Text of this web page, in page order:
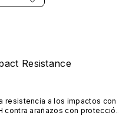
Resistance
resistencia a los impactos con
contra arañazos con